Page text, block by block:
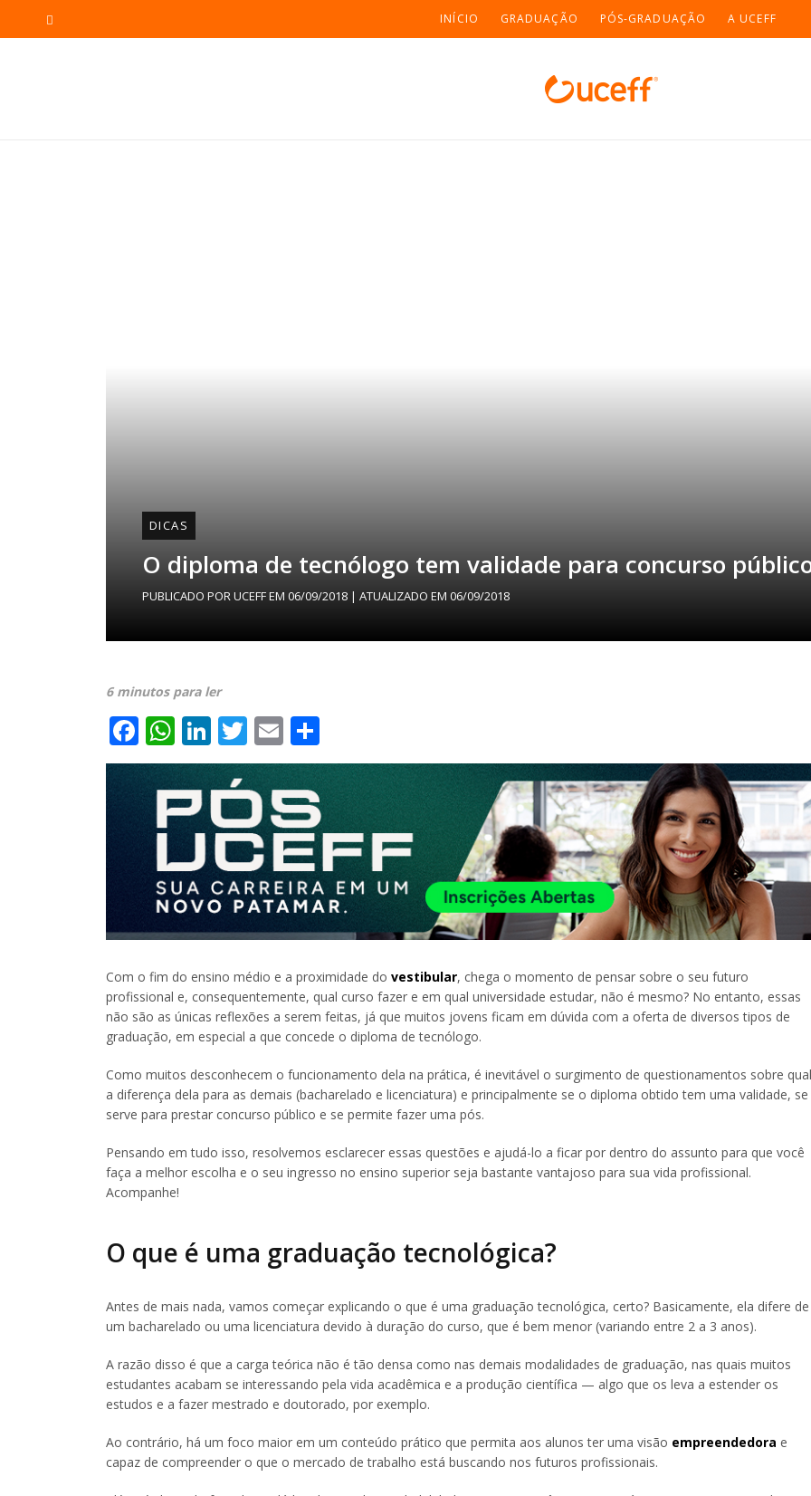
INÍCIO GRADUAÇÃO PÓS-GRADUAÇÃO A UCEFF
DICAS
O diploma de tecnólogo tem validade para concurso
PUBLICADO PORUCEFFEM 06/09/2018 | ATUALIZADO EM 06/09/2018
6 minutos para ler
Facebook
WhatsApp
LinkedIn
Twitter
Email
Com o fim do ensino médio e a proximidade do vestibular, chega o momento de pensar sobre o seu futuro
profissional e, consequentemente, qual curso fazer e em qual universidade estudar, não é mesmo? No entanto, essas
não são as únicas reflexões a serem feitas, já que muitos jovens ficam em dúvida com a oferta de diversos tipos de
graduação, em especial a que concede o diploma de tecnólogo.
Como muitos desconhecem o funcionamento dela na prática, é inevitável o surgimento de questionamentos sobre qual
a diferença dela para as demais (bacharelado e licenciatura) e principalmente se o diploma obtido tem uma validade, se
serve para prestar concurso público e se permite fazer uma pós.
Pensando em tudo isso, resolvemos esclarecer essas questões e ajudá-lo a ficar por dentro do assunto para que você
faça a melhor escolha e o seu ingresso no ensino superior seja bastante vantajoso para sua vida profissional.
Acompanhe!
O que é uma graduação tecnológica?
Antes de mais nada, vamos começar explicando o que é uma graduação tecnológica, certo? Basicamente, ela difere de
um bacharelado ou uma licenciatura devido à duração do curso, que é bem menor (variando entre 2 a 3 anos).
A razão disso é que a carga teórica não é tão densa como nas demais modalidades de graduação, nas quais muitos
estudantes acabam se interessando pela vida acadêmica e a produção científica — algo que os leva a estender os
estudos e a fazer mestrado e doutorado, por exemplo.
Ao contrário, há um foco maior em um conteúdo prático que permita aos alunos ter uma visão empreendedora e
capaz de compreender o que o mercado de trabalho está buscando nos futuros profissionais.